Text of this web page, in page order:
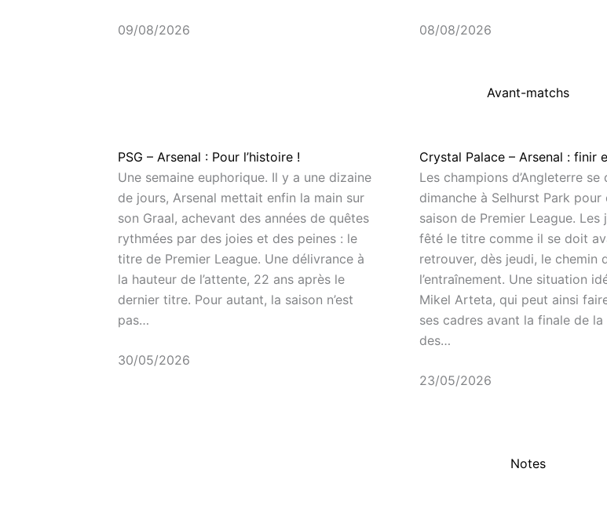
09/08/2026 08/08/2026
Avant-matchs
PSG – Arsenal : Pour l’histoire !
Une semaine euphorique. Il y a une dizaine
de jours, Arsenal mettait enfin la main sur
son Graal, achevant des années de quêtes
rythmées par des joies et des peines : le
titre de Premier League. Une délivrance à
la hauteur de l’attente, 22 ans après le
dernier titre. Pour autant, la saison n’est
pas…
30/05/2026
Crystal Palace – Arsenal : finir
Les champions d’Angleterre se
dimanche à Selhurst Park pour
saison de Premier League. Les
fêté le titre comme il se doit
retrouver, dès jeudi, le chemin
l’entraînement. Une situation
Mikel Arteta, qui peut ainsi
ses cadres avant la finale de la
des…
23/05/2026
Notes